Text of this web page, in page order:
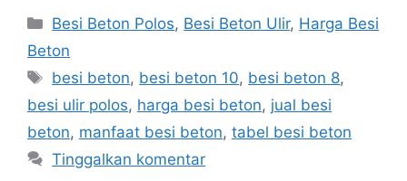
Kategori
Besi Beton Polos, Besi Beton Ulir, Harga Besi
Beton
Tag
besi beton, besi beton 10, besi beton 8,
besi ulir polos, harga besi beton, jual besi
beton, manfaat besi beton, tabel besi beton
Tinggalkan komentar